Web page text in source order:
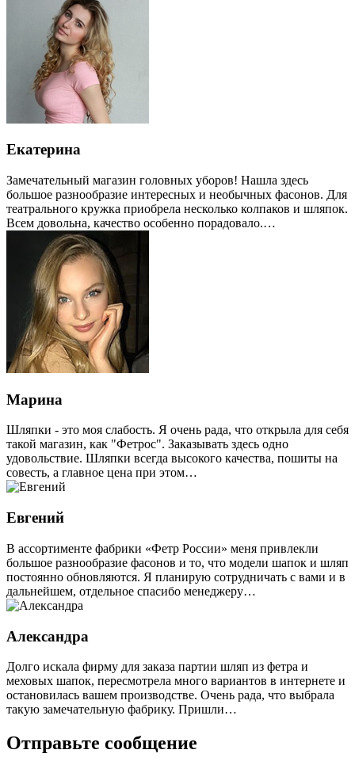
Екатерина
Замечательный магазин головных уборов! Нашла здесь
большое разнообразие интересных и необычных фасонов. Для
театрального кружка приобрела несколько колпаков и шляпок.
Всем довольна, качество особенно порадовало.…
Марина
Шляпки - это моя слабость. Я очень рада, что открыла для себя
такой магазин, как "Фетрос". Заказывать здесь одно
удовольствие. Шляпки всегда высокого качества, пошиты на
совесть, а главное цена при этом…
Евгений
В ассортименте фабрики «Фетр России» меня привлекли
большое разнообразие фасонов и то, что модели шапок и шляп
постоянно обновляются. Я планирую сотрудничать с вами и в
дальнейшем, отдельное спасибо менеджеру…
Александра
Долго искала фирму для заказа партии шляп из фетра и
меховых шапок, пересмотрела много вариантов в интернете и
остановилась вашем производстве. Очень рада, что выбрала
такую замечательную фабрику. Пришли…
Отправьте сообщение